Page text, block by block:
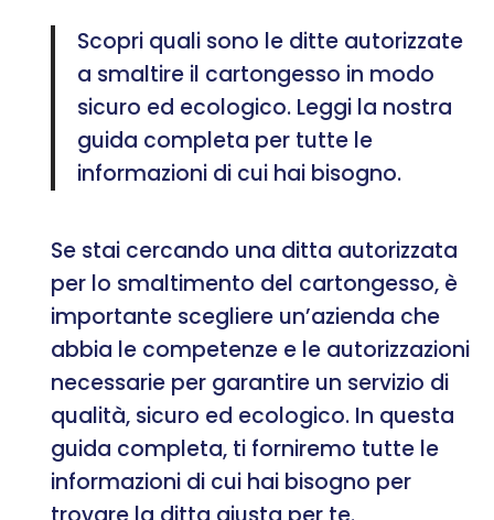
Scopri quali sono le ditte autorizzate
a smaltire il cartongesso in modo
sicuro ed ecologico. Leggi la nostra
guida completa per tutte le
informazioni di cui hai bisogno.
Se stai cercando una ditta autorizzata
per lo smaltimento del cartongesso, è
importante scegliere un’azienda che
abbia le competenze e le autorizzazioni
necessarie per garantire un servizio di
qualità, sicuro ed ecologico. In questa
guida completa, ti forniremo tutte le
informazioni di cui hai bisogno per